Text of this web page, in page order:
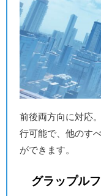
前後両方向に対応
行可能で、他のす
ができます。
グラップル